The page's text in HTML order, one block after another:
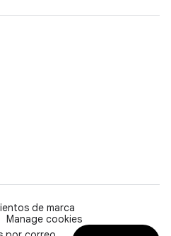
de marca
Manage cookies